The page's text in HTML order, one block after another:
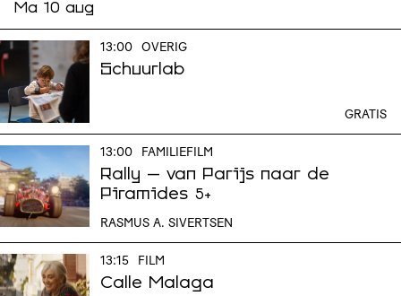
Ma 10 aug
13:00 OVERIG
Schuurlab
GRATIS
13:00 FAMILIEFILM
Rally – van Parijs naar de
Piramides 5+
RASMUS A. SIVERTSEN
13:15 FILM
Calle Malaga